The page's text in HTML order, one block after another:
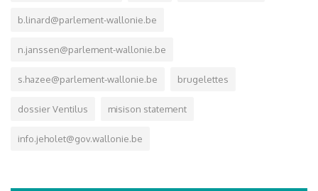
b.linard@parlement-wallonie.be
n.janssen@parlement-wallonie.be
s.hazee@parlement-wallonie.be brugelettes
dossier Ventilus misison statement
info.jeholet@gov.wallonie.be